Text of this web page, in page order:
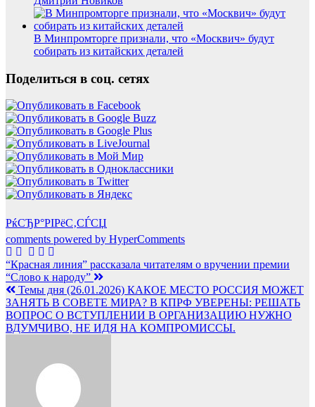
В Минпромторге признали, что «Москвич» будут
собирать из китайских деталей
Поделиться в соц. сетях
РќСЂР°РІРёС‚СЃСЏ
comments powered by HyperComments
Навигация
по
записям
“Красная линия” рассказала читателям о вручении премии
“Слово к народу”
Темы дня (26.01.2026) КАКОЕ МЕСТО РОССИЯ МОЖЕТ
ЗАНЯТЬ В СОВЕТЕ МИРА? В КПРФ УВЕРЕНЫ: РЕШАТЬ
ВОПРОС О ВСТУПЛЕНИИ В ОРГАНИЗАЦИЮ НУЖНО
ВДУМЧИВО, НЕ ИДЯ НА КОМПРОМИССЫ.